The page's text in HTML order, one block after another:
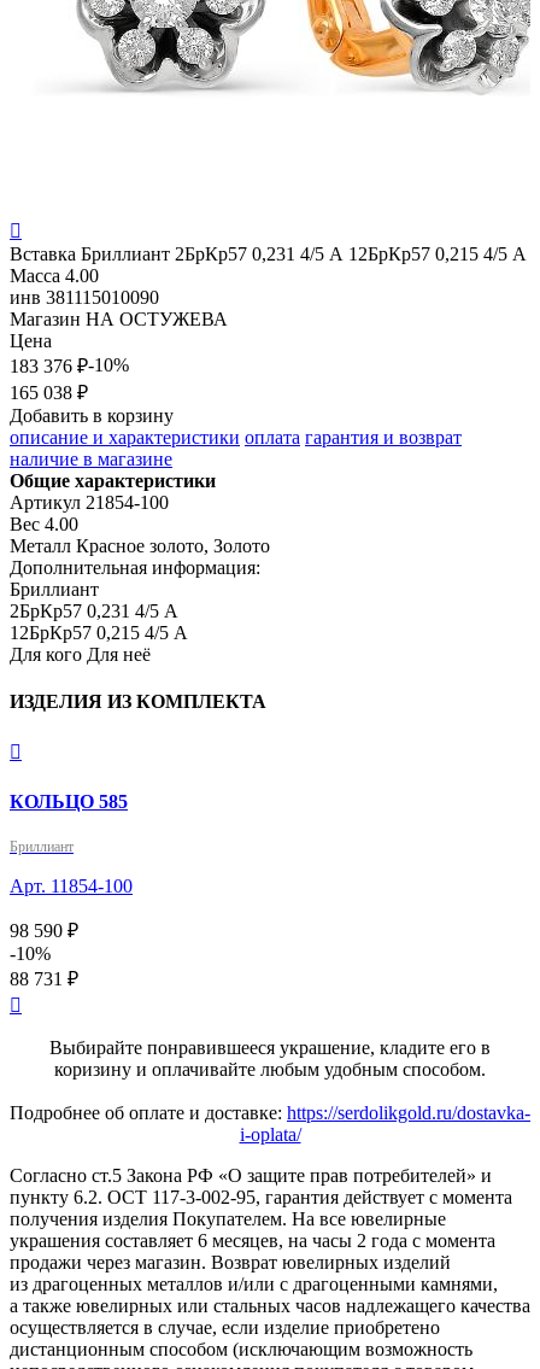

Вставка Бриллиант 2БрКр57 0,231 4/5 А 12БрКр57 0,215 4/5 А
Масса 4.00
инв 381115010090
Магазин НА ОСТУЖЕВА
Цена
183 376 ₽-10%
165 038 ₽
Добавить в корзину
описание и характеристики оплата гарантия и возврат
наличие в магазине
Общие характеристики
Артикул 21854-100
Вес 4.00
Металл Красное золото, Золото
Дополнительная информация:
Бриллиант
2БрКр57 0,231 4/5 А
12БрКр57 0,215 4/5 А
Для кого Для неё
ИЗДЕЛИЯ ИЗ КОМПЛЕКТА

КОЛЬЦО 585
Бриллиант
Арт. 11854-100
98 590 ₽
-10%
88 731 ₽

Выбирайте понравившееся украшение, кладите его в
коризину и оплачивайте любым удобным способом.
Подробнее об оплате и доставке: https://serdolikgold.ru/dostavka-
i-oplata/
Согласно ст.5 Закона РФ «О защите прав потребителей» и
пункту 6.2. ОСТ 117-3-002-95, гарантия действует с момента
получения изделия Покупателем. На все ювелирные
украшения составляет 6 месяцев, на часы 2 года с момента
продажи через магазин. Возврат ювелирных изделий
из драгоценных металлов и/или с драгоценными камнями,
а также ювелирных или стальных часов надлежащего качества
осуществляется в случае, если изделие приобретено
дистанционным способом (исключающим возможность